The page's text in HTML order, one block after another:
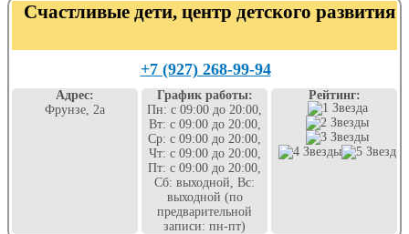
Счастливые дети, центр детского развития
+7 (927) 268-99-94
Адрес:
Фрунзе, 2а
График работы:
Пн: с 09:00 до 20:00,
Вт: с 09:00 до 20:00,
Ср: с 09:00 до 20:00,
Чт: с 09:00 до 20:00,
Пт: с 09:00 до 20:00,
Сб: выходной, Вс:
выходной (по
предварительной
записи: пн-пт)
Рейтинг: